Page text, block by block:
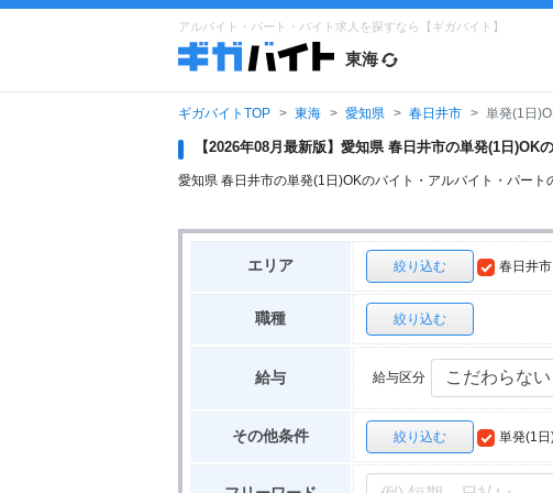
アルバイト・パート・バイト求人を探すなら【ギガバイト】
東海
ギガバイトTOP 東海 愛知県 春日井市 単発(1日
【2026年08月最新版】愛知県 春日井市の単発(1日
愛知県 春日井市の単発(1日)OKのバイト・アルバイト・パー
エリア 絞り込む 春日井市
職種 絞り込む
給与 給与区分
その他条件 絞り込む 単発(1